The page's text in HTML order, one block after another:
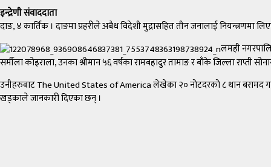
इन्द्रेणी संवाददाता
दाङ, ४ कार्तिक । दाङमा प्रहरीले अबैध विदेशी मुद्रासहित तीन जनालाई नियन्त्रणमा
लमही
सर्मीला कोइराला, उनका श्रीमान ५६ वर्षका रामबहादुर तामाङ र बाँके जिल्ला राप्ती
उनीहरुबाट The United States of America लेखेका २० नोटदरको ८ थान बरामद
खड्काले जानकारी दिएका छन् ।